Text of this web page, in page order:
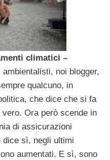
climatici –
ambientalisti, noi blogger,
qualcuno, in
che dice che si fa
Ora però scende in
di assicurazioni
dice sì, negli ultimi
aumentati. E sì, sono